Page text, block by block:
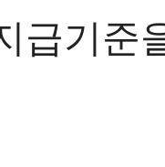
급기준